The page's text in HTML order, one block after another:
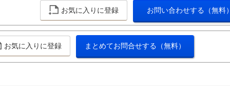
お気に入りに登録 お問い合わせする（無料）
お気に入りに登録 まとめてお問合せする（無料）